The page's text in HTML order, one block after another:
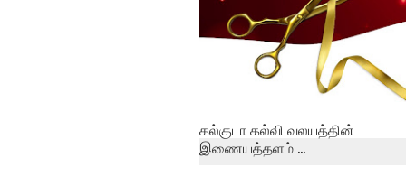
கல்குடா கல்வி வலயத்தின்
இணையத்தளம் ...